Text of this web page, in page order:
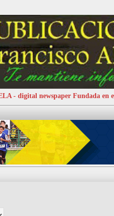
- digital newspaper Fundada en